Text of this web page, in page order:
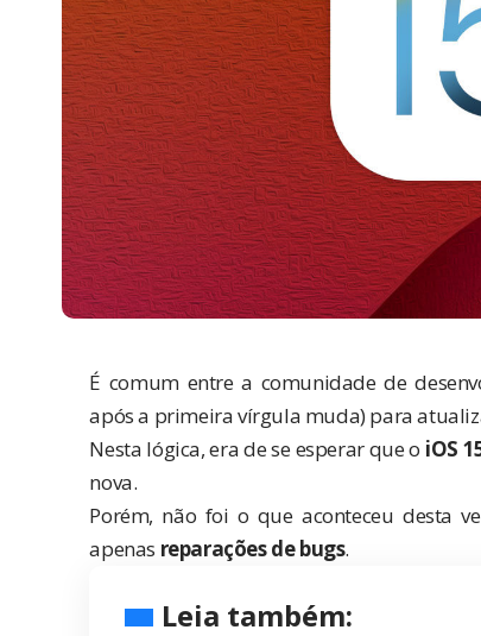
É comum entre a comunidade de
após a primeira vírgula muda) para
Nesta lógica, era de se esperar que o iOS
nova.
Porém, não foi o que aconteceu desta
apenas reparações de bugs.
Leia também: